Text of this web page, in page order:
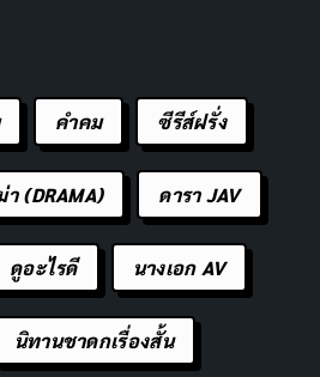
คําคม ซีรีส์ฝรั่ง
า (DRAMA) ดารา JAV
ดูอะไรดี นางเอก AV
นิทานชาดกเรื่องสั้น